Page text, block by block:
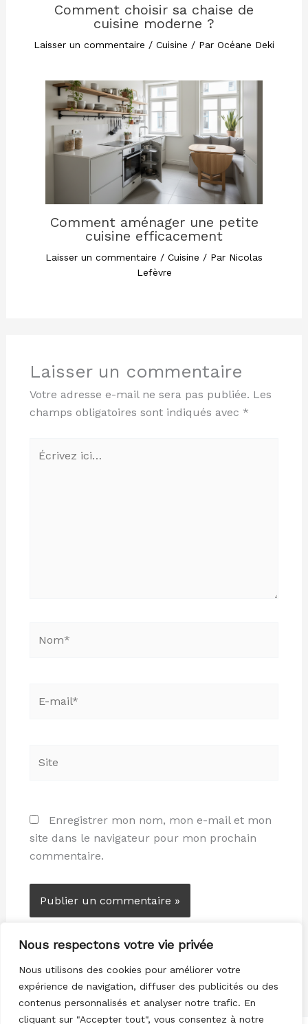
Nous respectons votre vie privée
Nous utilisons des cookies pour améliorer votre
expérience de navigation, diffuser des publicités ou des
contenus personnalisés et analyser notre trafic. En
cliquant sur "Accepter tout", vous consentez à notre
Comment choisir sa chaise de
cuisine moderne ?
Laisser un commentaire / Cuisine / Par Océane Deki
Comment aménager une petite
cuisine efficacement
Laisser un commentaire / Cuisine / Par Nicolas
Lefèvre
Laisser un commentaire
Votre adresse e-mail ne sera pas publiée. Les
champs obligatoires sont indiqués avec *
mail*
Enregistrer mon nom, mon e-mail et mon
site dans le navigateur pour mon prochain
commentaire.